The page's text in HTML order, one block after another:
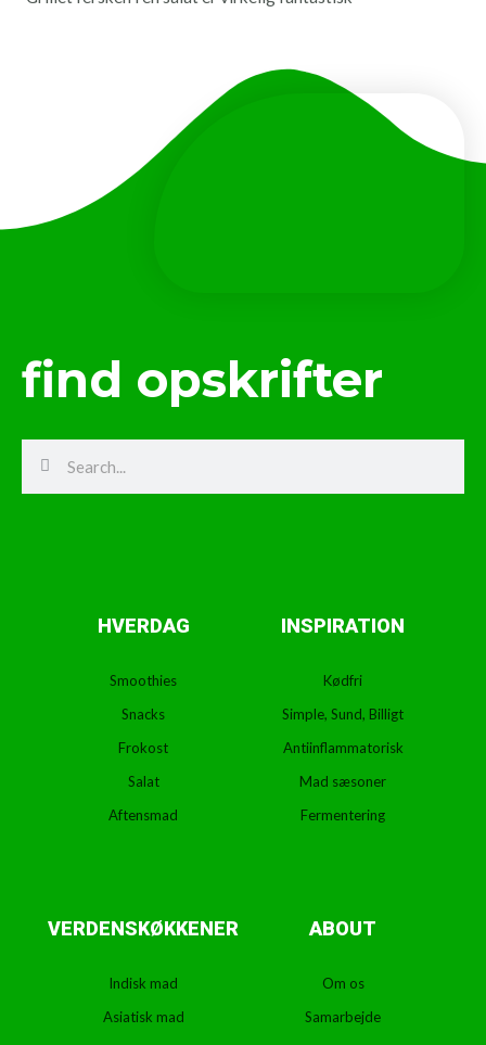
find opskrifter
HVERDAG
Smoothies
Snacks
Frokost
Salat
Aftensmad
INSPIRATION
Kødfri
Simple, Sund, Billigt
Antiinflammatorisk
Mad sæsoner
Fermentering
VERDENSKØKKENER
Indisk mad
Asiatisk mad
ABOUT
Om os
Samarbejde